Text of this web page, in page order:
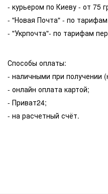
- курьером по Киеву - от 75
- "Новая Почта" - по
- "Укрпочта"- по тарифам
Способы оплаты:
- наличными при получении
- онлайн оплата картой;
- Приват24;
- на расчетный счёт.